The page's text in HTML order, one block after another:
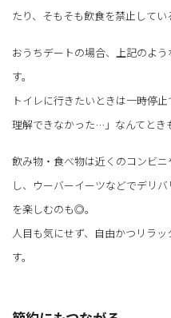
たり、そもそも飲食を禁止してい
おうちデートの場合、上記のよ
す。
トイレに行きたいときは一時停
理解できなかった…」なんてとき
飲み物・食べ物は近くのコンビ
し、ウーバーイーツなどでデリ
を楽しむのも◎。
人目も気にせず、自由かつリラ
す。